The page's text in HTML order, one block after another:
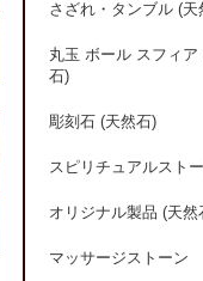
さざれ・タンブル (天
丸玉 ボール スフィア
石)
彫刻石 (天然石)
スピリチュアルスト
オリジナル製品 (天然
マッサージストーン